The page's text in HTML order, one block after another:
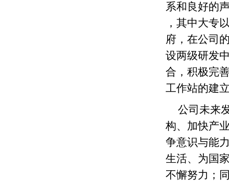
系和良好的
，其中大专
府，在公司
设两级研发
合，积极完
工作站的建
公司未来
构、加快产
争意识与能
生活、为国
不懈努力；